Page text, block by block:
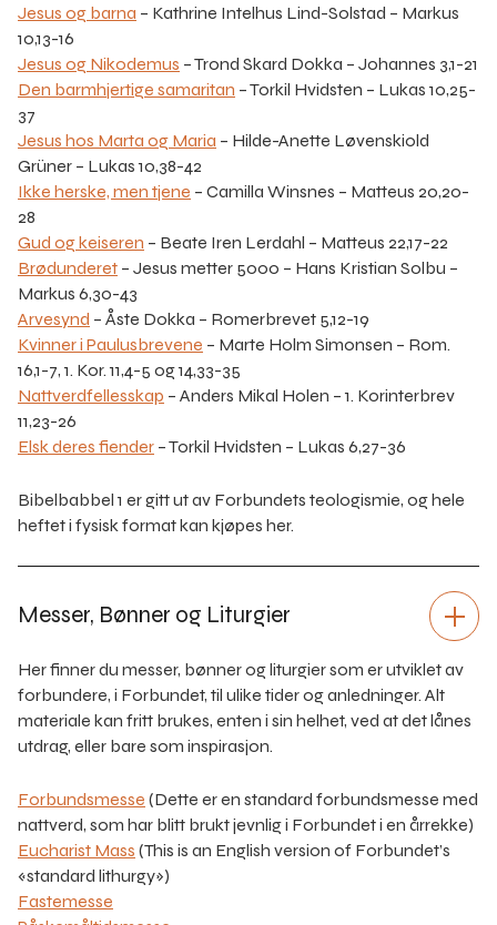
Jesus og barna – Kathrine Intelhus Lind-Solstad – Markus
10,13-16
Jesus og Nikodemus – Trond Skard Dokka – Johannes 3,1-21
Den barmhjertige samaritan – Torkil Hvidsten – Lukas 10,25-
37
Jesus hos Marta og Maria – Hilde-Anette Løvenskiold
Grüner – Lukas 10,38-42
Ikke herske, men tjene – Camilla Winsnes – Matteus 20,20-
28
Gud og keiseren – Beate Iren Lerdahl – Matteus 22,17-22
Brødunderet – Jesus metter 5000 – Hans Kristian Solbu –
Markus 6,30-43
Arvesynd – Åste Dokka – Romerbrevet 5,12-19
Kvinner i Paulusbrevene – Marte Holm Simonsen – Rom.
16,1-7, 1. Kor. 11,4-5 og 14,33-35
Nattverdfellesskap – Anders Mikal Holen – 1. Korinterbrev
11,23-26
Elsk deres fiender – Torkil Hvidsten – Lukas 6,27-36
Bibelbabbel 1 er gitt ut av Forbundets teologismie, og hele
heftet i fysisk format kan kjøpes her.
Messer, Bønner og Liturgier
Her finner du messer, bønner og liturgier som er utviklet av
forbundere, i Forbundet, til ulike tider og anledninger. Alt
materiale kan fritt brukes, enten i sin helhet, ved at det lånes
utdrag, eller bare som inspirasjon.
Forbundsmesse (Dette er en standard forbundsmesse med
nattverd, som har blitt brukt jevnlig i Forbundet i en årrekke)
Eucharist Mass (This is an English version of Forbundet’s
«standard lithurgy»)
Fastemesse